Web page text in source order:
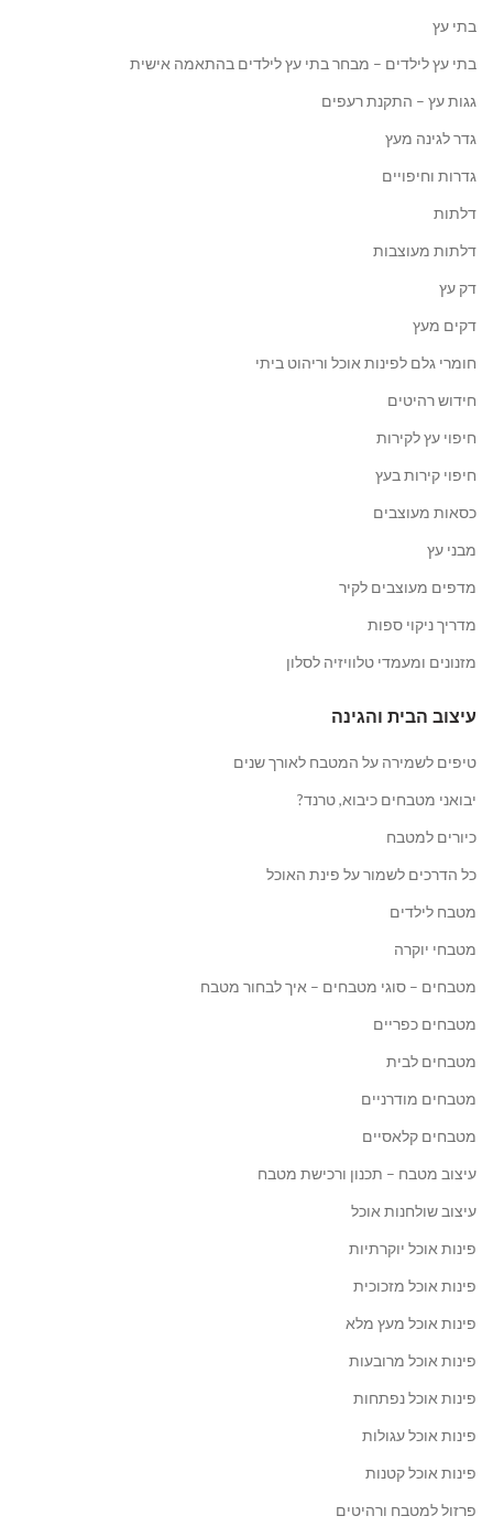
בתי עץ
בתי עץ לילדים – מבחר בתי עץ לילדים בהתאמה אישית
גגות עץ – התקנת רעפים
גדר לגינה מעץ
גדרות וחיפויים
דלתות
דלתות מעוצבות
דק עץ
דקים מעץ
חומרי גלם לפינות אוכל וריהוט ביתי
חידוש רהיטים
חיפוי עץ לקירות
חיפוי קירות בעץ
כסאות מעוצבים
מבני עץ
מדפים מעוצבים לקיר
מדריך ניקוי ספות
מזנונים ומעמדי טלוויזיה לסלון
עיצוב הבית והגינה
טיפים לשמירה על המטבח לאורך שנים
יבואני מטבחים כיבוא, טרנד?
כיורים למטבח
כל הדרכים לשמור על פינת האוכל
מטבח לילדים
מטבחי יוקרה
מטבחים – סוגי מטבחים – איך לבחור מטבח
מטבחים כפריים
מטבחים לבית
מטבחים מודרניים
מטבחים קלאסיים
עיצוב מטבח – תכנון ורכישת מטבח
עיצוב שולחנות אוכל
פינות אוכל יוקרתיות
פינות אוכל מזכוכית
פינות אוכל מעץ מלא
פינות אוכל מרובעות
פינות אוכל נפתחות
פינות אוכל עגולות
פינות אוכל קטנות
פרזול למטבח ורהיטים